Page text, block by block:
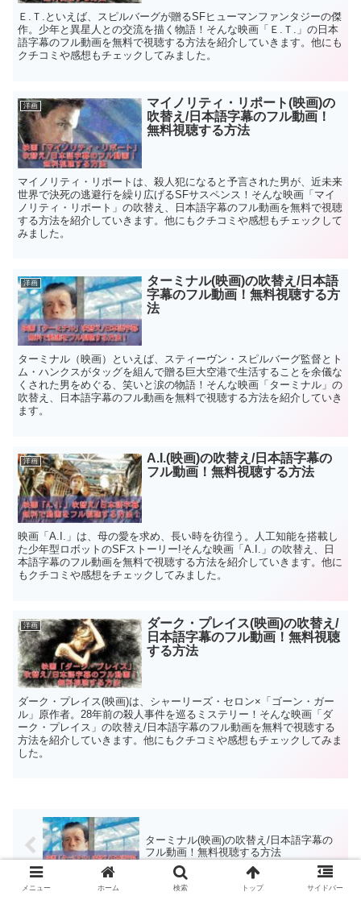
Ｅ.Ｔ.といえば、スピルバーグが贈るSFヒューマンファンタジーの傑
作。少年と異星人との交流を描く物語！そんな映画「Ｅ.Ｔ.」の日本
語字幕のフル動画を無料で視聴する方法を紹介していきます。他にも
クチコミや感想もチェックしてみました。
洋画
マイノリティ・リポート(映画)の
吹替え/日本語字幕のフル動画！
無料視聴する方法
マイノリティ・リポートは、殺人犯になると予言された男が、近未来
世界で決死の逃避行を繰り広げるSFサスペンス！そんな映画「マイ
ノリティ・リポート」の吹替え、日本語字幕のフル動画を無料で視聴
する方法を紹介していきます。他にもクチコミや感想もチェックして
みました。
洋画
ターミナル(映画)の吹替え/日本語
字幕のフル動画！無料視聴する方
法
ターミナル（映画）といえば、スティーヴン・スピルバーグ監督とト
ム・ハンクスがタッグを組んで贈る巨大空港で生活することを余儀な
くされた男をめぐる、笑いと涙の物語！そんな映画「ターミナル」の
吹替え、日本語字幕のフル動画を無料で視聴する方法を紹介していき
ます。
洋画
A.I.(映画)の吹替え/日本語字幕の
フル動画！無料視聴する方法
映画「A.I.」は、母の愛を求め、長い時を彷徨う。人工知能を搭載し
た少年型ロボットのSFストーリー!そんな映画「A.I.」の吹替え、日
本語字幕のフル動画を無料で視聴する方法を紹介していきます。他に
もクチコミや感想をチェックしてみました。
洋画
ダーク・プレイス(映画)の吹替え/
日本語字幕のフル動画！無料視聴
する方法
ダーク・プレイス(映画)は、シャーリーズ・セロン×「ゴーン・ガー
ル」原作者。28年前の殺人事件を巡るミステリー！そんな映画「ダ
ーク・プレイス」の吹替え/日本語字幕のフル動画を無料で視聴する
方法を紹介していきます。他にもクチコミや感想もチェックしてみま
した。
ターミナル(映画)の吹替え/日本語字幕の
フル動画！無料視聴する方法
メニュー ホーム 検索 トップ サイドバー